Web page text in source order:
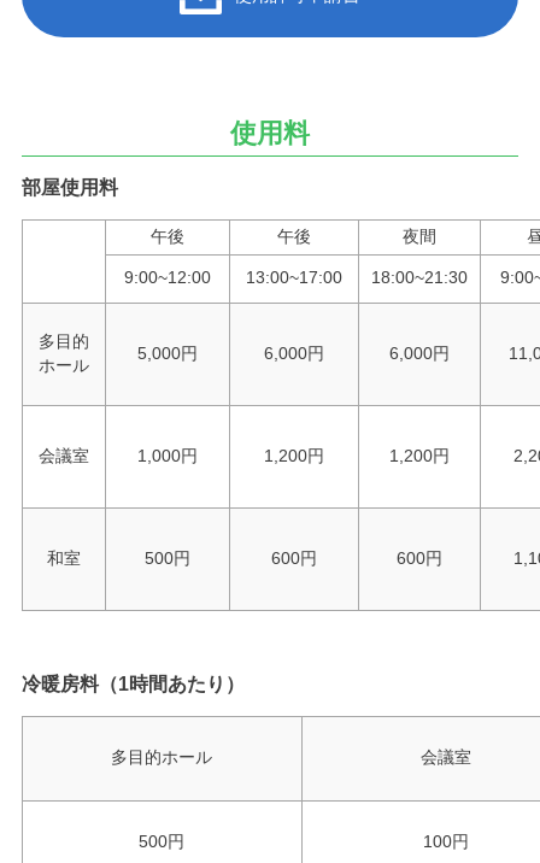
使用料
部屋使用料
午後 午後 夜間
9:00~12:00 13:00~17:00 18:00~21:30
多目的
ホール
5,000円 6,000円 6,000円
会議室 1,000円 1,200円 1,200円
和室 500円 600円 600円
冷暖房料（1時間あたり）
多目的ホール 会議室
500円 100円